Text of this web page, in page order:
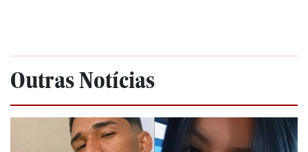
Outras Notícias